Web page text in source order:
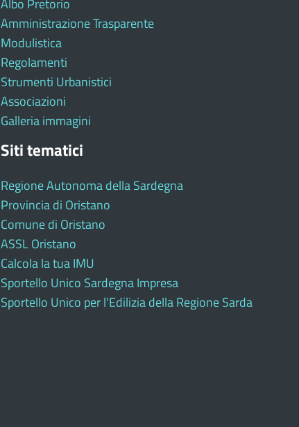
Albo Pretorio
Amministrazione Trasparente
Modulistica
Regolamenti
Strumenti Urbanistici
Associazioni
Galleria immagini
Siti tematici
Regione Autonoma della Sardegna
Provincia di Oristano
Comune di Oristano
ASSL Oristano
Calcola la tua IMU
Sportello Unico Sardegna Impresa
Sportello Unico per l'Edilizia della Regione Sarda